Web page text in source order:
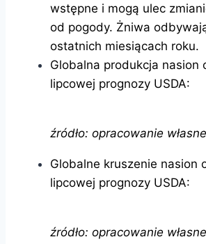
wstępne i mogą ulec
od pogody. Żniwa
ostatnich miesiącach roku.
Globalna produkcja nasion
lipcowej prognozy USDA:
źródło: opracowanie
Globalne kruszenie nasion
lipcowej prognozy USDA:
źródło: opracowanie